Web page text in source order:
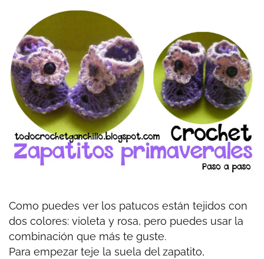
Como puedes ver los patucos están tejidos con
dos colores: violeta y rosa, pero puedes usar la
combinación que más te guste.
Para empezar teje la suela del zapatito,